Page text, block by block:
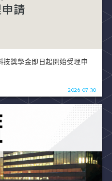
獎學金即日起開始受理申
2026-07-30